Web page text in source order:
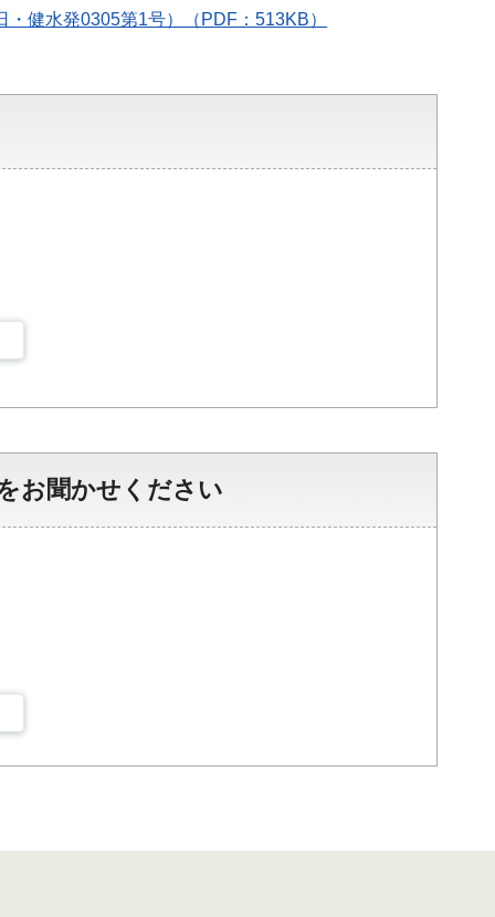
健水発0305第1号）（PDF：513KB）
お聞かせください